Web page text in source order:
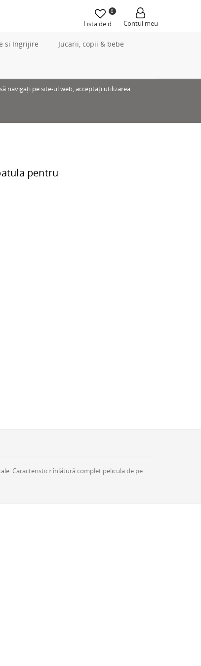
0
Lista de dorințeContul meu
si Ingrijire Jucarii, copii & bebe
navigați pe site-ul web, acceptați utilizarea
pentru
Caracteristici: înlătură complet pelicula de pe